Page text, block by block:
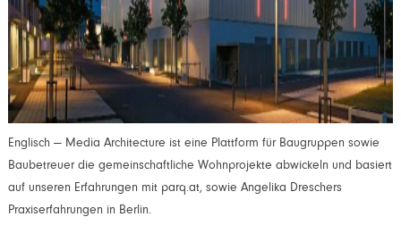
Englisch — Media Architecture ist eine Plattform für Baugruppen sowie
Baubetreuer die gemeinschaftliche Wohnprojekte abwickeln und basiert
auf unseren Erfahrungen mit parq.at, sowie Angelika Dreschers
Praxiserfahrungen in Berlin.